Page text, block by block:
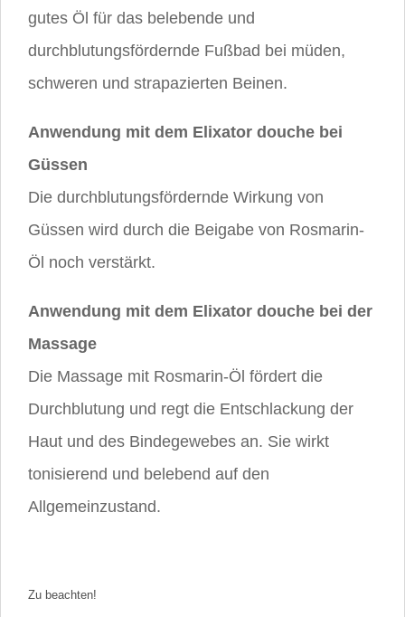
gutes Öl für das belebende und
durchblutungsfördernde Fußbad bei müden,
schweren und strapazierten Beinen.
Anwendung mit dem Elixator douche bei
Güssen
Die durchblutungsfördernde Wirkung von
Güssen wird durch die Beigabe von Rosmarin-
Öl noch verstärkt.
Anwendung mit dem Elixator douche bei der
Massage
Die Massage mit Rosmarin-Öl fördert die
Durchblutung und regt die Entschlackung der
Haut und des Bindegewebes an. Sie wirkt
tonisierend und belebend auf den
Allgemeinzustand.
Zu beachten!